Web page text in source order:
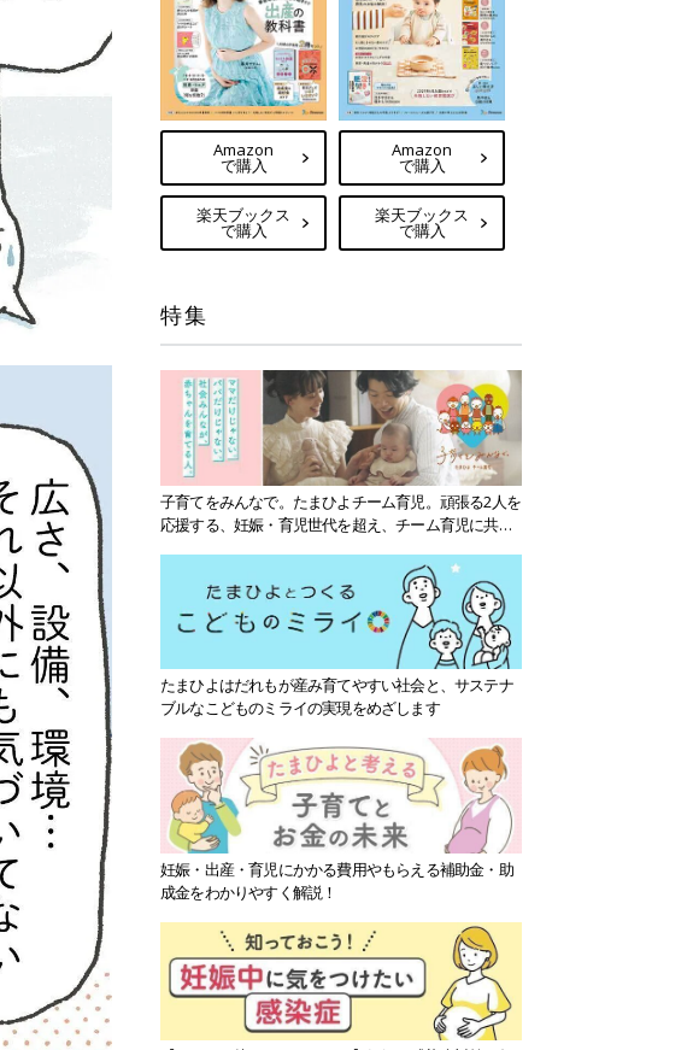
Amazon
で購入
楽天ブックス
で購入
Amazon
で購入
楽天ブックス
で購入
特集
子育てをみんなで。たまひよチーム育児。頑張る2人を
応援する、妊娠・育児世代を超え、チーム育児に共感
たまひよはだれもが産み育てやすい社会と、サステナ
ブルなこどものミライの実現をめざします
妊娠・出産・育児にかかる費用やもらえる補助金・助
成金をわかりやすく解説！